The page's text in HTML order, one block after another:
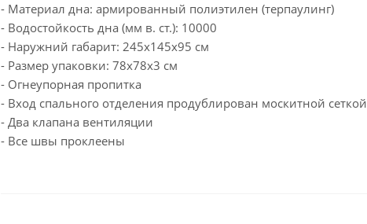
- Материал дна: армированный полиэтилен (терпаулинг)
- Водостойкость дна (мм в. ст.): 10000
- Наружний габарит: 245х145х95 см
- Размер упаковки: 78х78х3 см
- Огнеупорная пропитка
- Вход спального отделения продублирован москитной сеткой
- Два клапана вентиляции
- Все швы проклеены